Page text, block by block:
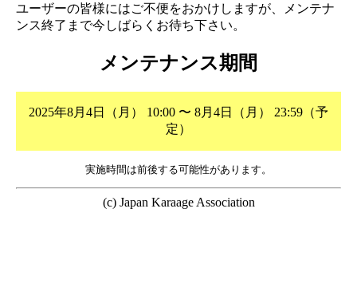
ユーザーの皆様にはご不便をおかけしますが、メンテナ
ンス終了まで今しばらくお待ち下さい。
メンテナンス期間
2025年8月4日（月） 10:00 〜 8月4日（月） 23:59（予
定）
実施時間は前後する可能性があります。
(c) Japan Karaage Association